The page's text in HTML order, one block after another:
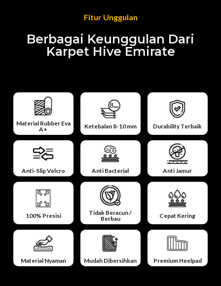
Fitur Unggulan
Berbagai Keunggulan Dari
Karpet Hive Emirate
Material Rubber Eva
A+
Ketebalan 8-10 mm Durability Terbaik
Anti-Slip Velcro Anti Bacterial Anti Jamur
100% Presisi
Tidak Beracun /
Berbau
Cepat Kering
Material Nyaman Mudah Dibersihkan Premium Heelpad